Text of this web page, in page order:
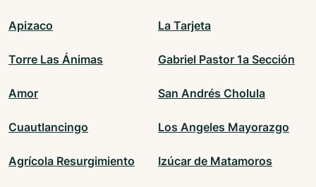
Apizaco La Tarjeta
Torre Las Ánimas Gabriel Pastor 1a Sección
Amor San Andrés Cholula
Cuautlancingo Los Angeles Mayorazgo
Agrícola Resurgimiento Izúcar de Matamoros